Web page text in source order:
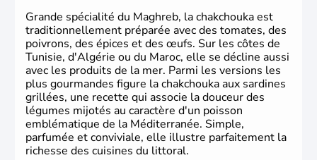
Grande spécialité du Maghreb, la chakchouka est
traditionnellement préparée avec des tomates, des
poivrons, des épices et des œufs. Sur les côtes de
Tunisie, d'Algérie ou du Maroc, elle se décline aussi
avec les produits de la mer. Parmi les versions les
plus gourmandes figure la chakchouka aux sardines
grillées, une recette qui associe la douceur des
légumes mijotés au caractère d'un poisson
emblématique de la Méditerranée. Simple,
parfumée et conviviale, elle illustre parfaitement la
richesse des cuisines du littoral.